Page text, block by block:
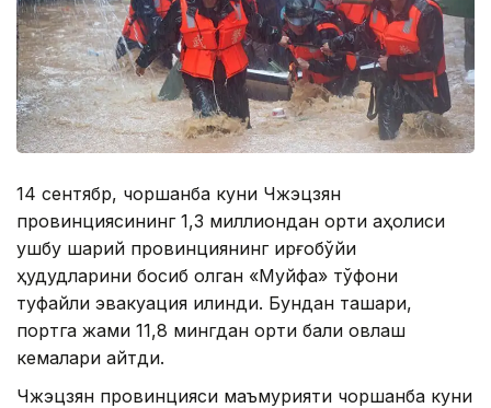
14 сентябр, чоршанба куни Чжэцзян
провинциясининг 1,3 миллиондан ортиқ аҳолиси
ушбу шарқий провинциянинг қирғоқбўйи
ҳудудларини босиб олган «Муйфа» тўфони
туфайли эвакуация қилинди. Бундан ташқари,
портга жами 11,8 мингдан ортиқ балиқ овлаш
кемалари қайтди.
Чжэцзян провинцияси маъмурияти чоршанба куни